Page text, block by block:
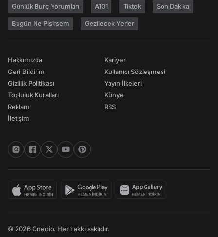
Günlük Burç Yorumları A101 Tiktok Son Dakika
Bugün Ne Pişirsem Gezilecek Yerler
Hakkımızda
Geri Bildirim
Gizlilik Politikası
Topluluk Kuralları
Reklam
İletişim
Kariyer
Kullanıcı Sözleşmesi
Yayın İlkeleri
Künye
RSS
© 2026 Onedio. Her hakkı saklıdır.